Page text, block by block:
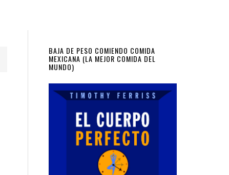
Primary
Sidebar
BAJA DE PESO COMIENDO COMIDA
MEXICANA (LA MEJOR COMIDA DEL
MUNDO)